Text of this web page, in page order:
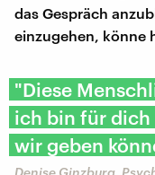
das Gespräch
einzugehen, könne
"Diese
ich bin für dich
wir geben
Denise Ginzburg,